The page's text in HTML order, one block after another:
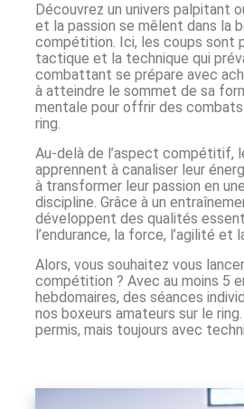
Découvrez un univers palpitant
et la passion se mêlent dans la
compétition. Ici, les coups sont
tactique et la technique qui
combattant se prépare avec
à atteindre le sommet de sa
mentale pour offrir des
ring.
Au-delà de l’aspect compétitif,
apprennent à canaliser leur
à transformer leur passion en
discipline. Grâce à un
développent des qualités
l’endurance, la force, l’agilité et
Alors, vous souhaitez vous
compétition ? Avec au moins 5
hebdomaires, des séances
nos boxeurs amateurs sur le
permis, mais toujours avec